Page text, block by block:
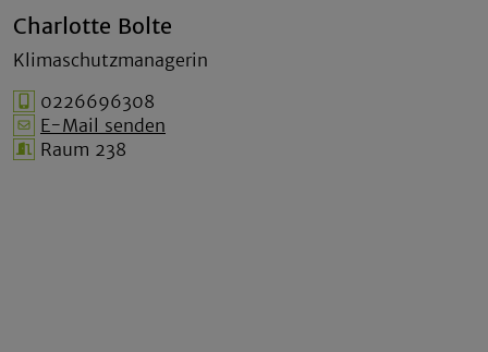
Charlotte Bolte
Klimaschutzmanagerin
0226696308
E-Mail senden
Raum 238